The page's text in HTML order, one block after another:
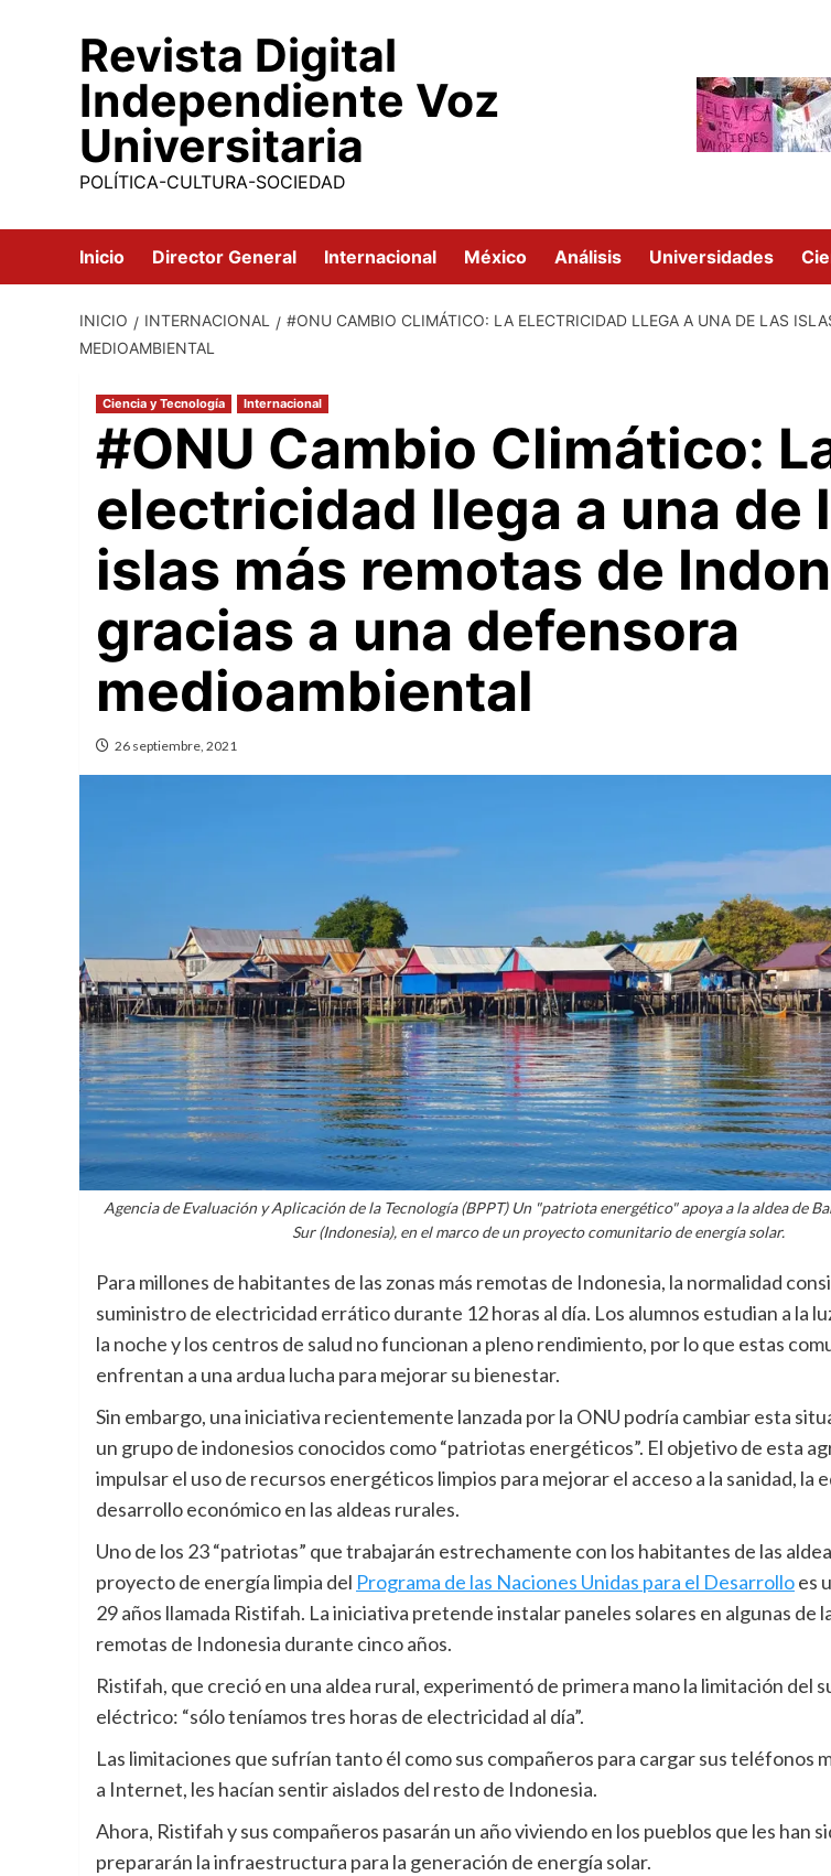
Revista Digital
Independiente Voz
Universitaria
POLÍTICA-CULTURA-SOCIEDAD
Inicio Director General Internacional México Análisis Universidades
INICIO INTERNACIONAL
#ONU CAMBIO CLIMÁTICO: LA ELECTRICIDAD LLEGA A UNA DE LAS
MEDIOAMBIENTAL
Ciencia y Tecnología Internacional
#ONU Cambio Climático:
electricidad llega a una de
islas más remotas de
gracias a una defensora
medioambiental
26 septiembre, 2021
Agencia de Evaluación y Aplicación de la Tecnología (BPPT) Un "patriota energético" apoya a la aldea de
Sur (Indonesia), en el marco de un proyecto comunitario de energía solar.
Para millones de habitantes de las zonas más remotas de Indonesia, la normalidad
suministro de electricidad errático durante 12 horas al día. Los alumnos estudian a la
la noche y los centros de salud no funcionan a pleno rendimiento, por lo que estas
enfrentan a una ardua lucha para mejorar su bienestar.
Sin embargo, una iniciativa recientemente lanzada por la ONU podría cambiar esta
un grupo de indonesios conocidos como “patriotas energéticos”. El objetivo de esta
impulsar el uso de recursos energéticos limpios para mejorar el acceso a la sanidad, la
desarrollo económico en las aldeas rurales.
Uno de los 23 “patriotas” que trabajarán estrechamente con los habitantes de las
proyecto de energía limpia del Programa de las Naciones Unidas para el Desarrolloes
29 años llamada Ristifah. La iniciativa pretende instalar paneles solares en algunas de
remotas de Indonesia durante cinco años.
Ristifah, que creció en una aldea rural, experimentó de primera mano la limitación del
eléctrico: “sólo teníamos tres horas de electricidad al día”.
Las limitaciones que sufrían tanto él como sus compañeros para cargar sus teléfonos
a Internet, les hacían sentir aislados del resto de Indonesia.
Ahora, Ristifah y sus compañeros pasarán un año viviendo en los pueblos que les han
prepararán la infraestructura para la generación de energía solar.